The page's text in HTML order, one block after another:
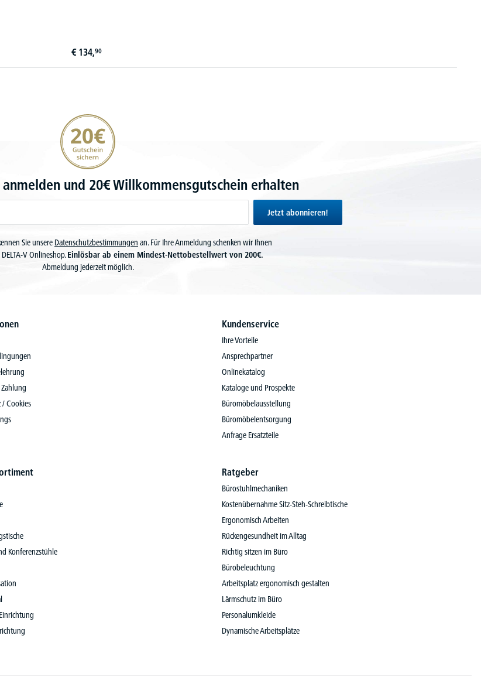
€ 134,90
20€ Gutschein sichern
und 20€ Willkommensgutschein erhalten
Jetzt abonnieren!
Sie unsere Datenschutzbestimmungen an. Für Ihre Anmeldung schenken wir Ihnen
V Onlineshop.Einlösbar ab einem Mindest-Nettobestellwert von 200€.
Abmeldung jederzeit möglich.
/ Cookies
Kundenservice
Ihre Vorteile
Ansprechpartner
Onlinekatalog
Kataloge und Prospekte
Büromöbelausstellung
Büromöbelentsorgung
Anfrage Ersatzteile
Konferenzstühle
Ratgeber
Bürostuhlmechaniken
Kostenübernahme Sitz-Steh-Schreibtische
Ergonomisch Arbeiten
Rückengesundheit im Alltag
Richtig sitzen im Büro
Bürobeleuchtung
Arbeitsplatz ergonomisch gestalten
Lärmschutz im Büro
Personalumkleide
Dynamische Arbeitsplätze